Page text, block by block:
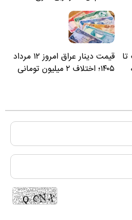
قیمت دینار عراق امروز ۱۲ مرداد
۱۴۰۵؛ اختلاف ۲ میلیون تومانی